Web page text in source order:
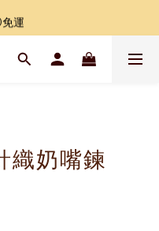
購物金
運
購物金
奶嘴鍊